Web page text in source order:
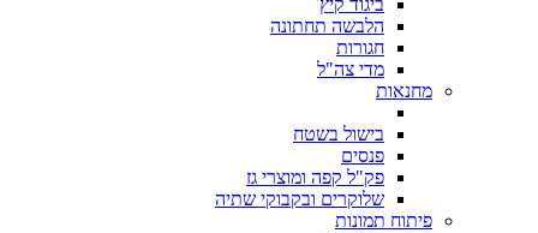
ביגוד קיץ
הלבשה תחתונה
חגורות
מדי צה"ל
מחנאות
בישול בשטח
פנסים
פק"ל קפה ומוצרי גז
שלוקרים ובקבוקי שתיה
פיתוח תמונות